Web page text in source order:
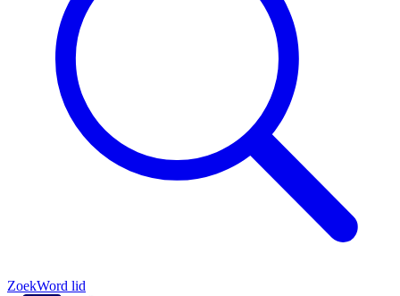
ZoekWord lid